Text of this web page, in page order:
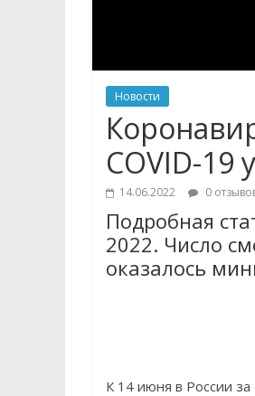
Новости
COVID-19
14.06.2022 0
Подробная
2022. Число
оказалось
К 14 июня в России за